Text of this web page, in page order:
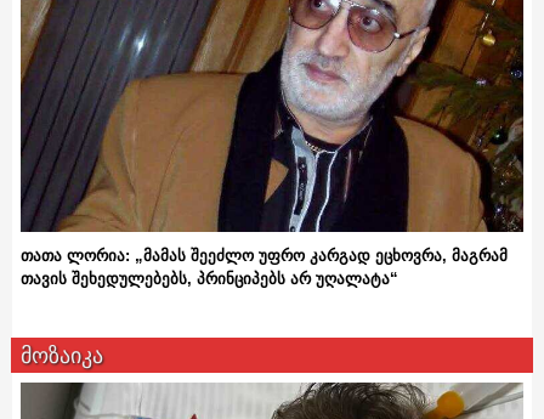
თათა ლორია: „მამას შეეძლო უფრო კარგად ეცხოვრა, მაგრამ
თავის შეხედულებებს, პრინციპებს არ უღალატა“
მოზაიკა